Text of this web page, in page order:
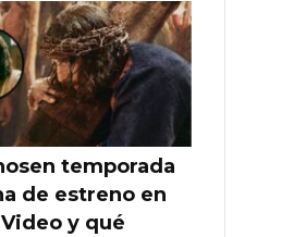
temporada
de estreno en
y qué